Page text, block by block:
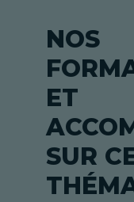
NOS
ET
SUR